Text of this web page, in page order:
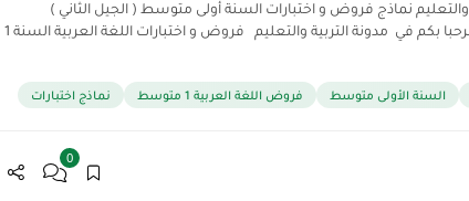
والتعليم نماذج فروض و اختبارات السنة أولى متوسط ( الجيل الثاني )
2025/2026 مرحبا بكم في مدونة التربية والتعليم فروض و اختبارات اللغة العربية السنة 1
السنة الأولى متوسط فروض اللغة العربية 1 متوسط نماذج اختبارات
0